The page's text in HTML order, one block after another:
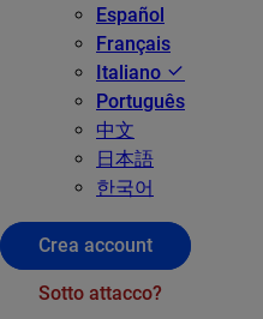
Español
Français
Italiano
Português
中文
日本語
한국어
Crea account
Sotto attacco?